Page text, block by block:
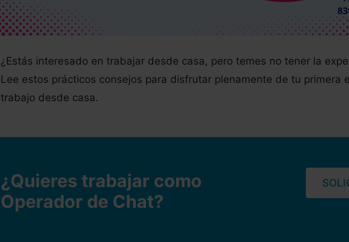
¿Estás interesado en trabajar desde casa, pero temes no tener la
Lee estos prácticos consejos para disfrutar plenamente de tu primera
trabajo desde casa.
¿Quieres trabajar como
Operador de Chat?